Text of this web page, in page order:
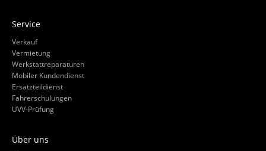
Service
Verkauf
Vermietung
Werkstattreparaturen
Mobiler Kundendienst
Ersatzteildienst
Fahrerschulungen
UVV-Prüfung
Über uns